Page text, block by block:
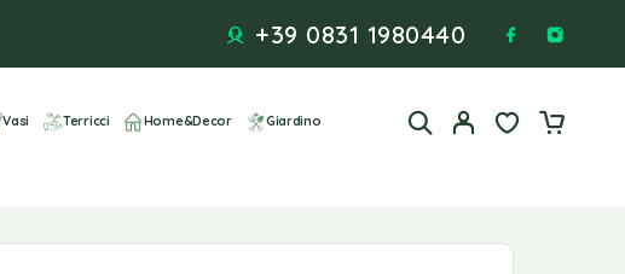
+39 0831 1980440
Vasi Terricci Home&Decor Giardino